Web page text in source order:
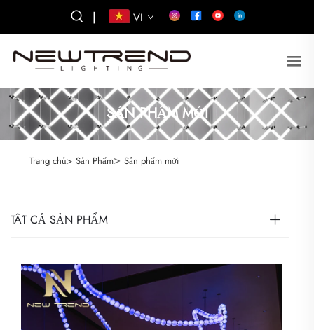
| VI
SẢN PHẨM MỚI
Trang chủ> Sản Phẩm> Sản phẩm mới
TẤT CẢ SẢN PHẨM